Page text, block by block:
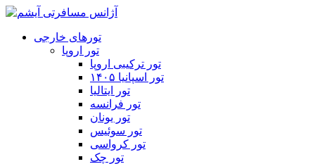
تورهای خارجی
تور اروپا
تور ترکیبی اروپا
تور اسپانیا ۱۴۰۵
تور ایتالیا
تور فرانسه
تور یونان
تور سوئیس
تور کرواسی
تور چک